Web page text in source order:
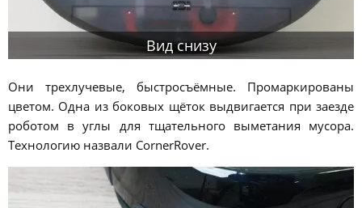
Вид снизу
Они трехлучевые, быстросъёмные. Промаркированы
цветом. Одна из боковых щёток выдвигается при заезде
роботом в углы для тщательного выметания мусора.
Технологию назвали CornerRover.